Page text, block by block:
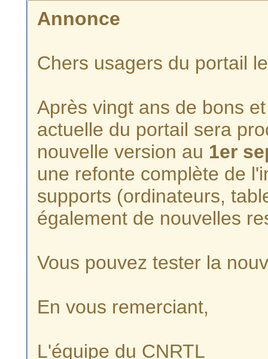
Annonce
Chers usagers du portail
Après vingt ans de bons
actuelle du portail sera
nouvelle version au 1er
une refonte complète de
supports (ordinateurs,
également de nouvelles
Vous pouvez tester la
En vous remerciant,
L'équipe du CNRTL